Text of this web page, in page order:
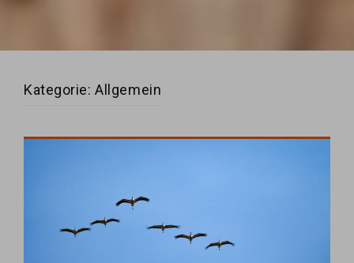
Kategorie:Allgemein